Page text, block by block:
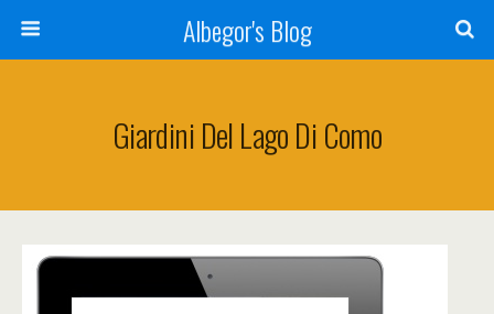
Albegor's Blog
Giardini Del Lago Di Como